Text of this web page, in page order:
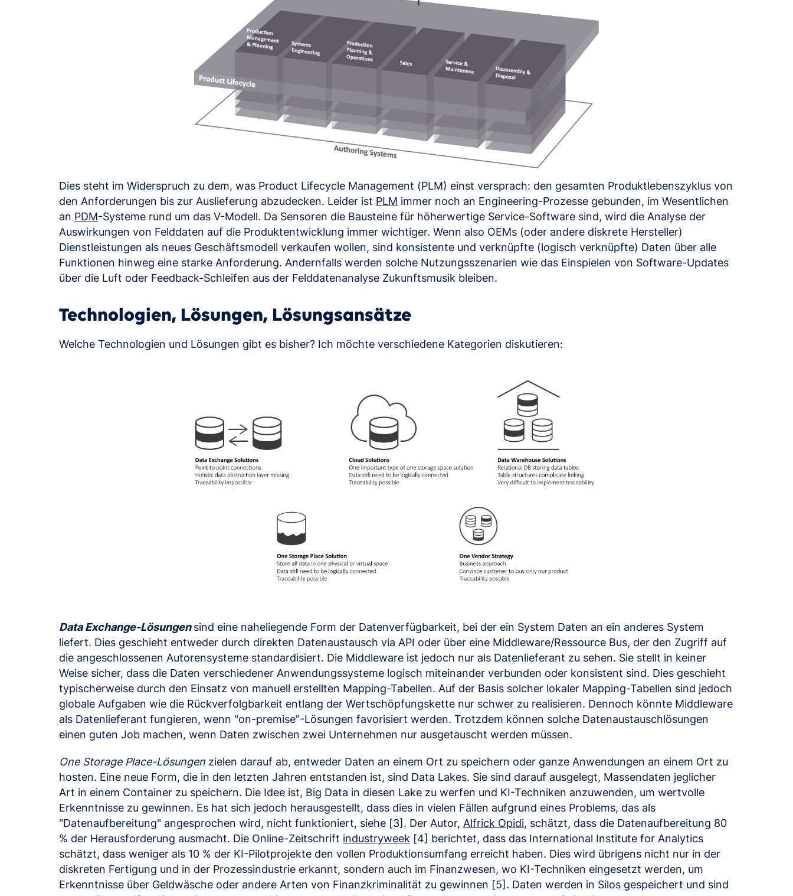
Dies steht im Widerspruch zu dem, was Product Lifecycle Management (PLM) einst versprach: den gesamten Produktlebenszyklus von
den Anforderungen bis zur Auslieferung abzudecken. Leider ist PLM immer noch an Engineering-Prozesse gebunden, im Wesentlichen
an PDM-Systeme rund um das V-Modell. Da Sensoren die Bausteine für höherwertige Service-Software sind, wird die Analyse der
Auswirkungen von Felddaten auf die Produktentwicklung immer wichtiger. Wenn also OEMs (oder andere diskrete Hersteller)
Dienstleistungen als neues Geschäftsmodell verkaufen wollen, sind konsistente und verknüpfte (logisch verknüpfte) Daten über alle
Funktionen hinweg eine starke Anforderung. Andernfalls werden solche Nutzungsszenarien wie das Einspielen von Software-Updates
über die Luft oder Feedback-Schleifen aus der Felddatenanalyse Zukunftsmusik bleiben.
Technologien, Lösungen, Lösungsansätze
Welche Technologien und Lösungen gibt es bisher? Ich möchte verschiedene Kategorien diskutieren:
Data Exchange-Lösungensind eine naheliegende Form der Datenverfügbarkeit, bei der ein System Daten an ein anderes System
liefert. Dies geschieht entweder durch direkten Datenaustausch via API oder über eine Middleware/Ressource Bus, der den Zugriff auf
die angeschlossenen Autorensysteme standardisiert. Die Middleware ist jedoch nur als Datenlieferant zu sehen. Sie stellt in keiner
Weise sicher, dass die Daten verschiedener Anwendungssysteme logisch miteinander verbunden oder konsistent sind. Dies geschieht
typischerweise durch den Einsatz von manuell erstellten Mapping-Tabellen. Auf der Basis solcher lokaler Mapping-Tabellen sind jedoch
globale Aufgaben wie die Rückverfolgbarkeit entlang der Wertschöpfungskette nur schwer zu realisieren. Dennoch könnte Middleware
als Datenlieferant fungieren, wenn "on-premise"-Lösungen favorisiert werden. Trotzdem können solche Datenaustauschlösungen
einen guten Job machen, wenn Daten zwischen zwei Unternehmen nur ausgetauscht werden müssen.
One Storage Place-Lösungen zielen darauf ab, entweder Daten an einem Ort zu speichern oder ganze Anwendungen an einem Ort zu
hosten. Eine neue Form, die in den letzten Jahren entstanden ist, sind Data Lakes. Sie sind darauf ausgelegt, Massendaten jeglicher
Art in einem Container zu speichern. Die Idee ist, Big Data in diesen Lake zu werfen und KI-Techniken anzuwenden, um wertvolle
Erkenntnisse zu gewinnen. Es hat sich jedoch herausgestellt, dass dies in vielen Fällen aufgrund eines Problems, das als
"Datenaufbereitung" angesprochen wird, nicht funktioniert, siehe [3]. Der Autor, Alfrick Opidi, schätzt, dass die Datenaufbereitung 80
% der Herausforderung ausmacht. Die Online-Zeitschrift industryweek [4] berichtet, dass das International Institute for Analytics
schätzt, dass weniger als 10 % der KI-Pilotprojekte den vollen Produktionsumfang erreicht haben. Dies wird übrigens nicht nur in der
diskreten Fertigung und in der Prozessindustrie erkannt, sondern auch im Finanzwesen, wo KI-Techniken eingesetzt werden, um
Erkenntnisse über Geldwäsche oder andere Arten von Finanzkriminalität zu gewinnen [5]. Daten werden in Silos gespeichert und sind